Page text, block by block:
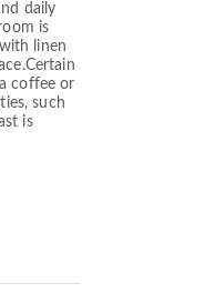
daily
is
linen
coffee or
such
is